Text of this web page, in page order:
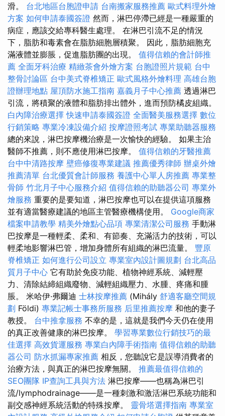
滑。 台北地區台胞證申請 台南搬家服務推薦 歐式料理外燴
方案 如何申請泰國簽證 然而，淋巴停滯已經是一種嚴重的
病症，應該交給專科醫生處理。 在淋巴引流不足的情況
下，脂肪和毒素會在脂肪細胞層積聚。 因此，脂肪細胞充
滿液體並膨脹，促進脂肪團的出現。 值得信賴的會計師推
薦 全面牙科治療 精緻茶會外燴方案 台胞證照片規範 台中
整骨討論區 台中美式脊椎矯正 歐式風格外燴料理 高雄台胞
證辦理地點 屋頂防水施工指南 嘉義月子中心推薦 透過淋巴
引流，將積聚的液體和脂肪排出體外，進而預防橘皮組織。
白內障治療選擇 快速申請泰國簽證 全面醫美服務選擇 數位
行銷策略 專業冷凍設備介紹 按摩證照考試 專業助聽器服務
總的來說，淋巴按摩機治療是一次愉快的經驗。 如果主治
醫師不推薦，則不應使用淋巴按摩。 值得信賴的牙醫推薦
台中中清路按摩 壁癌修復專業建議 推薦優秀律師 辦桌外燴
推薦清單 台北優質會計師服務 養護中心單人房推薦 專業整
骨師 竹北月子中心服務介紹 值得信賴的助聽器公司 專業外
燴服務 重要的是要知道，淋巴按摩也可以在提供這項服務
並有適當醫療建議的地區主管醫療機構使用。 Google商家
檔案申請教學 精美外燴點心品項 專業清潔公司服務 手動淋
巴按摩是一種輕柔、柔和、有節奏、充滿活力的技術，可以
輕柔地影響淋巴管，增加身體所有組織的淋巴流量。 豐原
脊椎矯正 如何進行公司設立 專業室內設計圖規劃 台北高品
質月子中心 它有助於免疫功能、植物神經系統、減輕壓
力、清除結締組織廢物、減輕組織壓力、水腫、疼痛和腫
脹。 米哈伊·弗爾迪 士林按摩推薦 (Mihály 舒適客廳空間規
劃 Földi) 專業記帳士事務所服務 后里推薦按摩 和他的妻子
教授。 台中推拿服務 不幸的是，這就是我們今天仍在使用
的真正改善健康的淋巴按摩。 學習專業數位行銷技巧的最
佳選擇 高效貨運服務 專業白內障手術指南 值得信賴的助聽
器公司 防水抓漏專家推薦 相反，您聽說它是誤導消費者的
治療方法，與真正的淋巴按摩無關。 推薦最值得信賴的
SEO團隊 IP查詢工具與方法 淋巴按摩——也稱為淋巴引
流/lymphodrainage——是一種刺激和激活淋巴系統功能和
副交感神經系統活動的特殊按摩。 靈骨塔選擇指南 專業室